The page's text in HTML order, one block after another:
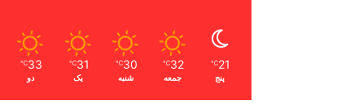
21
℃
پنج
32
℃
جمعه
30
℃
شنبه
31
℃
یک
33
℃
دو